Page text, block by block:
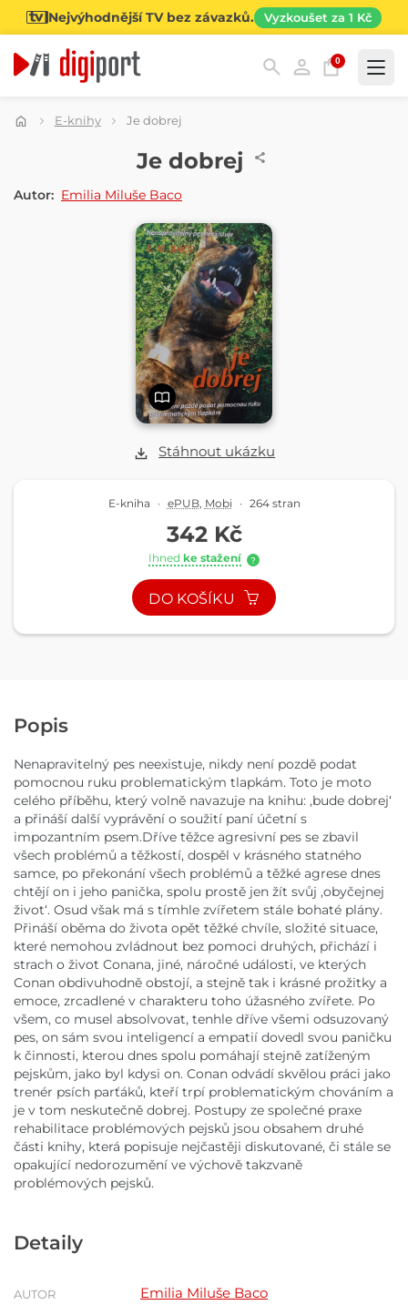
Nejvýhodnější TV bez závazků. Vyzkoušet za 1 Kč
0
Kategorie
E-knihy Je dobrej
Stáhnout ukázku
Je dobrej
Autor: Emilia Miluše Baco
E-kniha · ePUB, Mobi · 264 stran
342 Kč
Ihned ke stažení ?
DO KOŠÍKU
Popis
Nenapravitelný pes neexistuje, nikdy není pozdě podat
pomocnou ruku problematickým tlapkám. Toto je moto
celého příběhu, který volně navazuje na knihu: ,bude dobrej‘
a přináší další vyprávění o soužití paní účetní s
impozantním psem.Dříve těžce agresivní pes se zbavil
všech problémů a těžkostí, dospěl v krásného statného
samce, po překonání všech problémů a těžké agrese dnes
chtějí on i jeho panička, spolu prostě jen žít svůj ,obyčejnej
život‘. Osud však má s tímhle zvířetem stále bohaté plány.
Přináší oběma do života opět těžké chvíle, složité situace,
které nemohou zvládnout bez pomoci druhých, přichází i
strach o život Conana, jiné, náročné události, ve kterých
Conan obdivuhodně obstojí, a stejně tak i krásné prožitky a
emoce, zrcadlené v charakteru toho úžasného zvířete. Po
všem, co musel absolvovat, tenhle dříve všemi odsuzovaný
pes, on sám svou inteligencí a empatií dovedl svou paničku
k činnosti, kterou dnes spolu pomáhají stejně zatíženým
pejskům, jako byl kdysi on. Conan odvádí skvělou práci jako
trenér psích parťáků, kteří trpí problematickým chováním a
je v tom neskutečně dobrej. Postupy ze společné praxe
rehabilitace problémových pejsků jsou obsahem druhé
části knihy, která popisuje nejčastěji diskutované, či stále se
opakující nedorozumění ve výchově takzvaně
problémových pejsků.
Detaily
AUTOR Emilia Miluše Baco